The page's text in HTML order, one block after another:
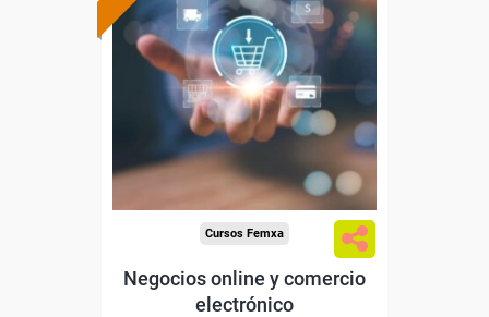
Formación 100%
subvencionada.
Para desempleados,
trabajadores y autónomos.
Sector
-Información, Comunicación
y Artes Gráficas.
Cursos Femxa
Negocios online y comercio
electrónico